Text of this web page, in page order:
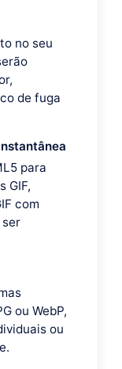
no seu
de fuga
para
GIF,
com
ou WebP,
ou